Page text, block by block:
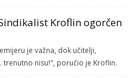
Kroflin ogorčen
je važna, dok učitelji,
trenutno nisu!", poručio je Kroflin.